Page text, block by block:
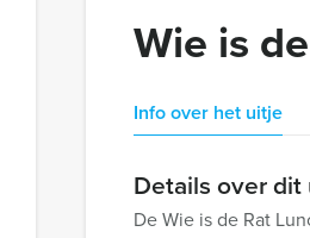
Wie is
Info over het uitje
Details over dit
De Wie is de Rat